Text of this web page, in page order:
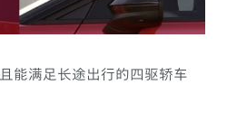
能满足长途出行的四驱轿车